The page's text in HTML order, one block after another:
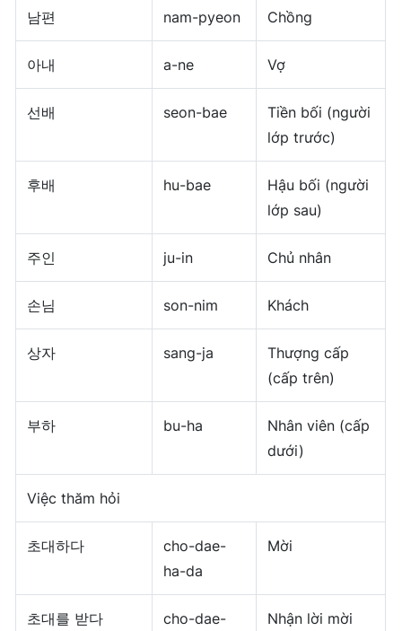
남편 nam-pyeon Chồng
아내 a-ne Vợ
선배 seon-bae
Tiền bối (người
lớp trước)
후배 hu-bae
Hậu bối (người
lớp sau)
주인 ju-in Chủ nhân
손님 son-nim Khách
상자 sang-ja
Thượng cấp
(cấp trên)
부하 bu-ha
Nhân viên (cấp
dưới)
Việc thăm hỏi
초대하다
cho-dae-
ha-da
Mời
초대를 받다
cho-dae-
Nhận lời mời